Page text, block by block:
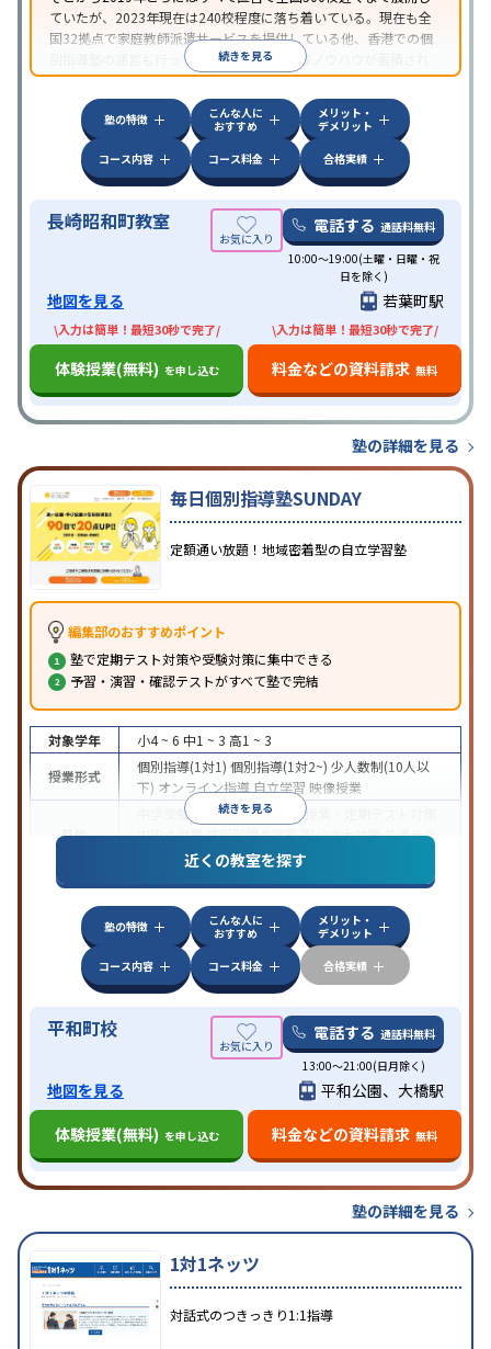
ていたが、2023年現在は240校程度に落ち着いている。現在も全
国32拠点で家庭教師派遣サービスを提供している他、香港での個
別指導塾の運営も行っており、汎用的な指導ノウハウが蓄積され
ていることが伺える。
続きを見る
塾の特徴
こんな人に
おすすめ
メリット・
デメリット
コース内容
コース料金 合格実績
長崎昭和町教室 電話する 通話料無料
10:00～19:00(土曜・日曜・祝
日を除く)
地図を見る 若葉町駅
\入力は簡単！最短30秒で完了/
体験授業(無料) を申し込む
\入力は簡単！最短30秒で完了/
料金などの資料請求 無料
塾の詳細を見る
毎日個別指導塾SUNDAY
定額通い放題！地域密着型の自立学習塾
編集部のおすすめポイント
塾で定期テスト対策や受験対策に集中できる
予習・演習・確認テストがすべて塾で完結
続きを見る
対象学年 小4 ~ 6 中1 ~ 3 高1 ~ 3
授業形式
個別指導(1対1) 個別指導(1対2~) 少人数制(10人以
下) オンライン指導自立学習 映像授業
目的
中学受験 高校受験大学受験
授業・定期テスト対策
内申点対策学習習慣の定着国公立大対策共通テス
特徴
授業の振替可能1科目から受講可能自習室あり
近くの教室を探す
塾の特徴
こんな人に
おすすめ
メリット・
デメリット
コース内容
コース料金 合格実績
平和町校 電話する 通話料無料
13:00〜21:00(日月除く)
地図を見る
平和公園、大橋駅
体験授業(無料) を申し込む 料金などの資料請求 無料
塾の詳細を見る
1対1ネッツ
対話式のつきっきり1:1指導